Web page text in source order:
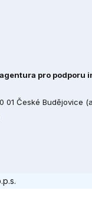
pro podporu
01 České Budějovice